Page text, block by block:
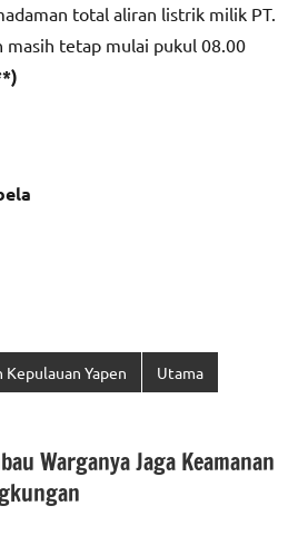
total aliran listrik milik PT.
masih tetap mulai pukul 08.00
Kepulauan Yapen Utama
Warganya Jaga Keamanan